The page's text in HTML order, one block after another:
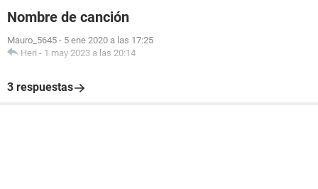
Nombre de canción
Mauro_5645 - 5 ene 2020 a las 17:25
Heri - 1 may 2023 a las 20:14
3 respuestas